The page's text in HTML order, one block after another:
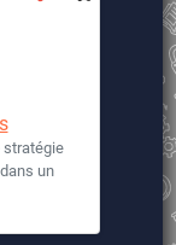
stratégie
un